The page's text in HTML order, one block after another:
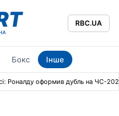
RBC.UA
Бокс Інше
Роналду оформив дубль на ЧС-